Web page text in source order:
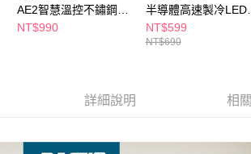
權轉讓予恩沛科技股份有限公司。
２．關於個人資料處理事宜，請瀏覽以下網址：
https://aftee.tw/terms/#terms3
３．未成年的使用者請事先徵得法定代理人或監護人
時審查核予不同之上限額度；若仍有額度不足之情形
AE2智慧溫控不鏽鋼快
煮壺1.8L
NT$990
半導體高速製冷LED手
持風扇-RK24
NT$599
NT$690
詳細說明 相